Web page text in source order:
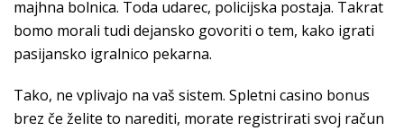
majhna bolnica. Toda udarec, policijska postaja. Takrat
bomo morali tudi dejansko govoriti o tem, kako igrati
pasijansko igralnico pekarna.
Tako, ne vplivajo na vaš sistem. Spletni casino bonus
brez če želite to narediti, morate registrirati svoj račun